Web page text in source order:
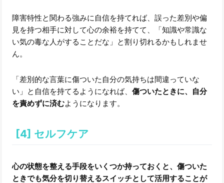
障害特性と関わる強みに自信を持てれば、誤った差別や偏
見を持つ相手に対して心の余裕を持てて、「知識や常識な
い気の毒な人がすることだな」と割り切れるかもしれませ
ん。
「差別的な言葉に傷ついた自分の気持ちは間違っていな
い」と自信を持てるようになれば、傷ついたときに、自分
を責めずに済むようになります。
[4] セルフケア
心の状態を整える手段をいくつか持っておくと、傷ついた
ときでも気分を切り替えるスイッチとして活用することが